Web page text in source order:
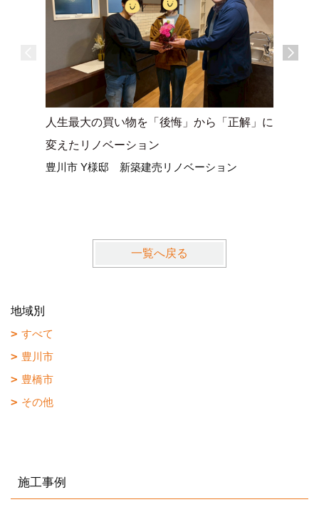
人生最大の買い物を「後悔」から「正解」に
変えたリノベーション
豊川市 Y様邸 新築建売リノベーション
一覧へ戻る
地域別
すべて
豊川市
豊橋市
その他
施工事例